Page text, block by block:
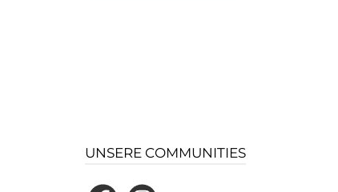
UNSERE COMMUNITIES